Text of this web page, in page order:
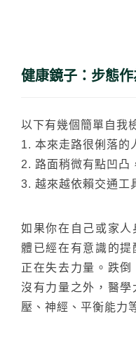
健康鏡子：步態作
以下有幾個簡單自我
1. 本來走路很俐落的
2. 路面稍微有點凹凸
3. 越來越依賴交通工
如果你在自己或家
體已經在有意識的提
正在失去力量。跌
沒有力量之外，醫學
壓、神經、平衡能力